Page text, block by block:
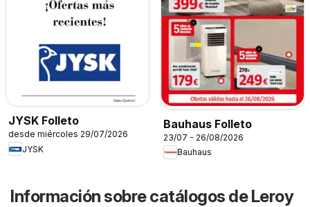
JYSK Folleto
desde miércoles 29/07/2026
JYSK
Bauhaus Folleto
23/07 - 26/08/2026
Bauhaus
Información sobre catálogos de Leroy